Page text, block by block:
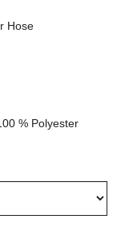
Hose
% Polyester